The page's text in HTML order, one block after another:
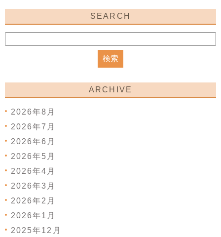
SEARCH
ARCHIVE
2026年8月
2026年7月
2026年6月
2026年5月
2026年4月
2026年3月
2026年2月
2026年1月
2025年12月